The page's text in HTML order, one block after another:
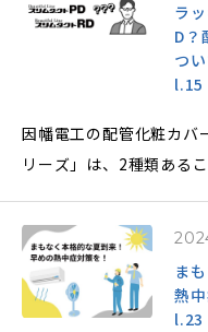
ラ
D？
つ
l.15
因幡電工の配管化粧カバ
リーズ」は、2種類ある
（Package Air
設置場所や収納配管系統
2種類の配管化粧カバー
いてご説明し、配管化粧
ま
熱
l.23